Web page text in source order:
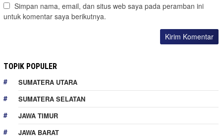
Simpan nama, email, dan situs web saya pada peramban ini
untuk komentar saya berikutnya.
TOPIK POPULER
SUMATERA UTARA
SUMATERA SELATAN
JAWA TIMUR
JAWA BARAT